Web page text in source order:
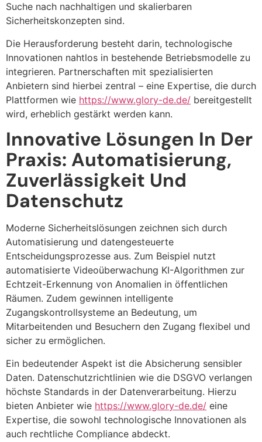
Suche nach nachhaltigen und skalierbaren
Sicherheitskonzepten sind.
Die Herausforderung besteht darin, technologische
Innovationen nahtlos in bestehende Betriebsmodelle zu
integrieren. Partnerschaften mit spezialisierten
Anbietern sind hierbei zentral – eine Expertise, die durch
Plattformen wie https://www.glory-de.de/ bereitgestellt
wird, erheblich gestärkt werden kann.
Innovative Lösungen In Der
Praxis: Automatisierung,
Zuverlässigkeit Und
Datenschutz
Moderne Sicherheitslösungen zeichnen sich durch
Automatisierung und datengesteuerte
Entscheidungsprozesse aus. Zum Beispiel nutzt
automatisierte Videoüberwachung KI-Algorithmen zur
Echtzeit-Erkennung von Anomalien in öffentlichen
Räumen. Zudem gewinnen intelligente
Zugangskontrollsysteme an Bedeutung, um
Mitarbeitenden und Besuchern den Zugang flexibel und
sicher zu ermöglichen.
Ein bedeutender Aspekt ist die Absicherung sensibler
Daten. Datenschutzrichtlinien wie die DSGVO verlangen
höchste Standards in der Datenverarbeitung. Hierzu
bieten Anbieter wie https://www.glory-de.de/ eine
Expertise, die sowohl technologische Innovationen als
auch rechtliche Compliance abdeckt.